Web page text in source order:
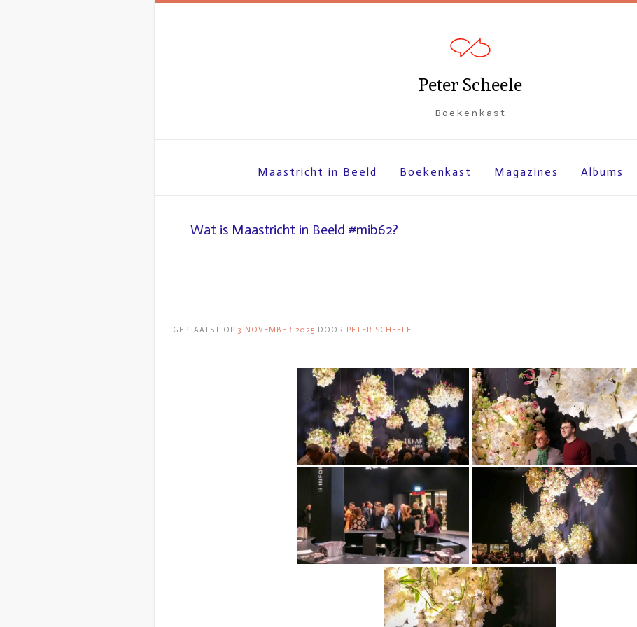
Peter Scheele
Boekenkast
Maastricht in Beeld Boekenkast Magazines Albums
Wat is Maastricht in Beeld #mib62?
GEPLAATST OP 3 NOVEMBER 2025 DOOR PETER SCHEELE